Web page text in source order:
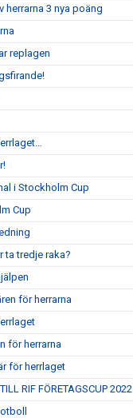
herrarna 3 nya poäng
replagen
i Stockholm Cup
Cup
ta tredje raka?
för herrarna
för herrarna
för herrlaget
RIF FÖRETAGSCUP 2022